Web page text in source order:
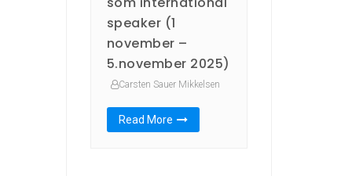
speaker (1
november –
5.november 2025)
Carsten Sauer Mikkelsen
Read More